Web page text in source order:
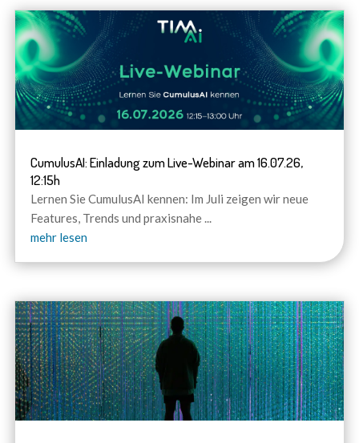
CumulusAI: Einladung zum Live-Webinar am 16.07.26,
12:15h
Lernen Sie CumulusAI kennen: Im Juli zeigen wir neue
Features, Trends und praxisnahe...
mehr lesen